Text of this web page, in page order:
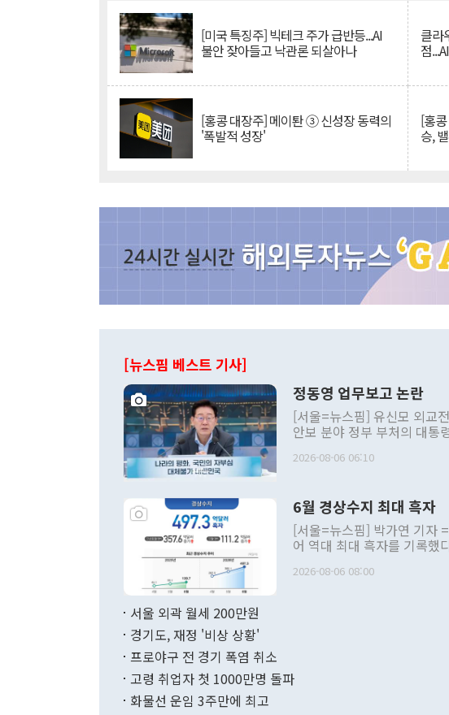
[미국 특징주] 빅테크 주가 급반등...AI
불안 잦아들고 낙관론 되살아나
클라
점
[홍콩 대장주] 메이퇀 ③ 신성장 동력의
'폭발적 성장'
[홍
승,
[뉴스핌 베스트 기사]
정동영 업무보고 논란
[서울=뉴스핌] 유신모 외교
안보 분야 정부 부처의 대통
발언 중에는 정부 내 조율을
주의적 희망에 근거한 비현
관의 대북 정책 관련 발언이
관 부처 장관이 공개적으로
관의 무리한 대북 접근법과
다. [정동영 통일부 장관이 지난달 23일 오후 서울 종로구 정부서울청사에
무너졌다고도 했다. 또 "현
2026-08-06 06:10
6월 경상수지 최대 흑자
[서울=뉴스핌] 박가연 기자
어 역대 최대 흑자를 기록했
료=한국은행] 한국은행이 6일 발표한 '2026년 6월 국제수지(잠정)'에 따르
며 월간 기준 처음으로 1000
2026-08-06 08:00
서울 외곽 월세 200만원
경기도, 재정 '비상 상황'
프로야구 전 경기 폭염 취소
고령 취업자 첫 1000만명 돌파
화물선 운임 3주만에 최고